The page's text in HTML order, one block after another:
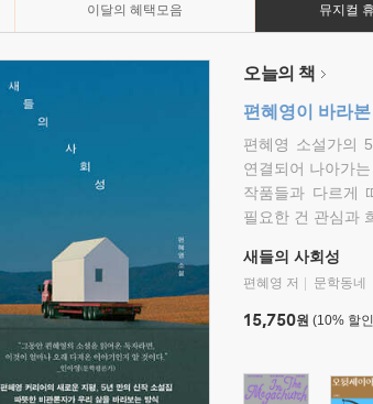
이달의 혜택모음 뮤지컬
오늘의 책
편혜영이 바라
편혜영 소설가의
연결되어 나아가
작품들과 다르게
필요한 건 관심과
새들의 사회성
편혜영 저 문학동네
15,750원 (10% 할